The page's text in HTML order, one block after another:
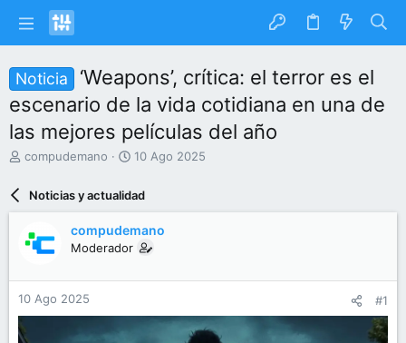
Noticia
‘Weapons’, crítica: el terror es el
escenario de la vida cotidiana en una de
las mejores películas del año
I
a
r
d
e
l
compudemano
F
h
d
e
n
c
10 Ago 2025
Noticias y actualidad
compudemano
Moderador
10 Ago 2025 #1